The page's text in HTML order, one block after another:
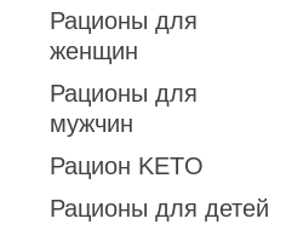
Рационы для
женщин
Рационы для
мужчин
Рацион KETO
Рационы для детей